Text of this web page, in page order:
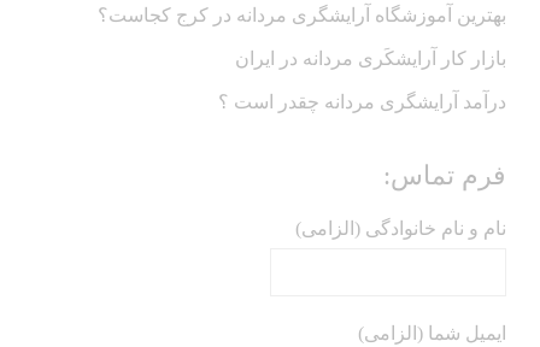
بهترین آموزشگاه آرایشگری مردانه در کرج کجاست؟
بازار كار آرايشكَرى مردانه در ايران
درآمد آرایشگری مردانه چقدر است ؟
فرم تماس:
نام و نام خانوادگی (الزامی)
ایمیل شما (الزامی)